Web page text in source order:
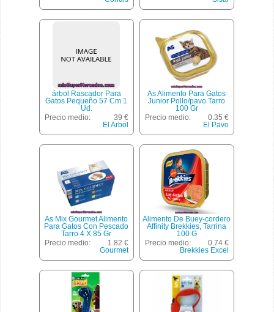
árbol Rascador Para
Gatos Pequeño 57 Cm 1
Ud.
Precio medio:
39 €
El Arbol
As Alimento Para Gatos
Junior Pollo/pavo Tarro
100 Gr
Precio medio:
0.35 €
El Pavo
As Mix Gourmet Alimento
Para Gatos Con Pescado
Tarro 4 X 85 Gr
Precio medio:
1.82 €
Gourmet
Alimento De Buey-cordero
Affinity Brekkies, Tarrina
100 G
Precio medio:
0.74 €
Brekkies Excel